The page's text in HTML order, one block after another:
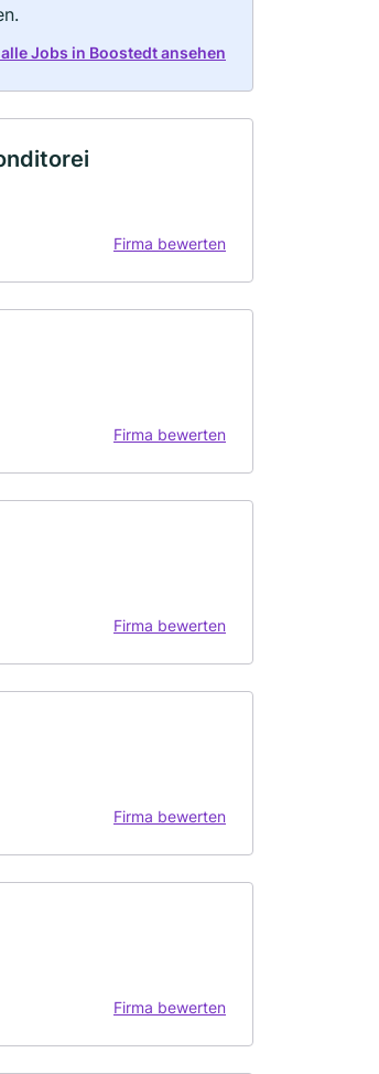
Jobs in Boostedt ansehen
Firma bewerten
Firma bewerten
Firma bewerten
Firma bewerten
Firma bewerten